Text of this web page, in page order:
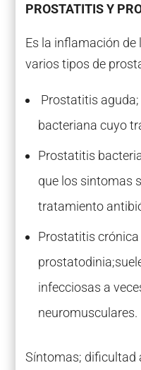
PROSTATITIS Y
Es la inflamación
varios tipos de
Prostatitis
bacteriana cuyo
Prostatitis
que los sintomas
tratamiento
Prostatitis
infecciosas a
neuromusculares.
Síntomas; dificultad